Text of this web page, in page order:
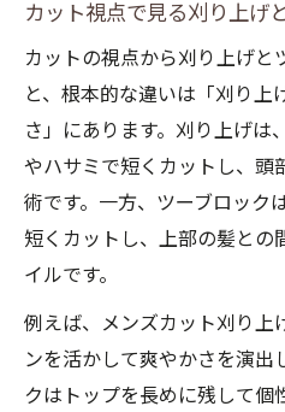
カット視点で見る刈り上げ
カットの視点から刈り上げと
と、根本的な違いは「刈り上
さ」にあります。刈り上げは
やハサミで短くカットし、頭
術です。一方、ツーブロック
短くカットし、上部の髪との
イルです。
例えば、メンズカット刈り上
ンを活かして爽やかさを演出
クはトップを長めに残して個